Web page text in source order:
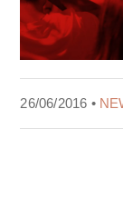
26/06/2016 •